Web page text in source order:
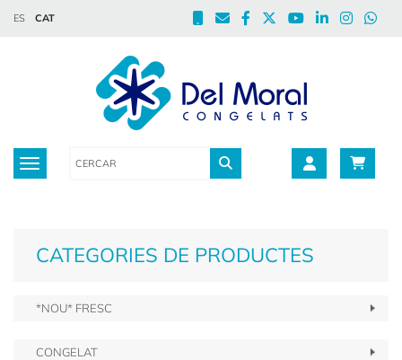
ES CAT
Toggle navigation
CATEGORIES DE PRODUCTES
*NOU* FRESC
CONGELAT